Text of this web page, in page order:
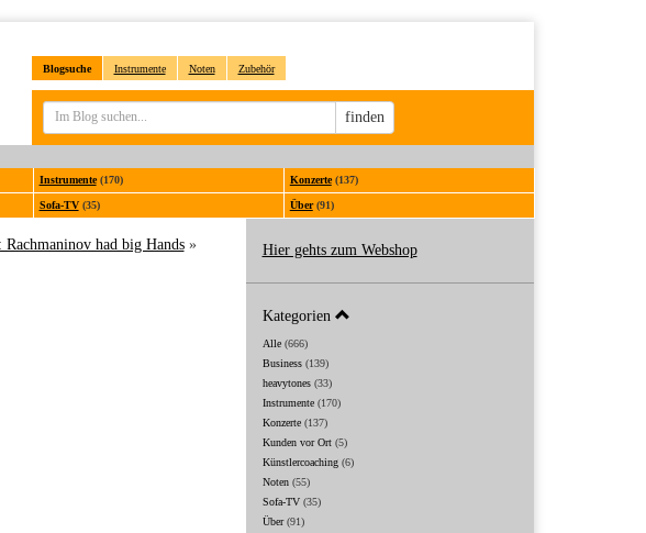
Blogsuche Instrumente Noten Zubehör
Sucheingabe
finden
Instrumente(170) Konzerte(137)
Sofa-TV(35) Über(91)
Rachmaninov had big Hands» Hier gehts zum Webshop
Kategorien
Alle(666)
Business(139)
heavytones(33)
Instrumente(170)
Konzerte(137)
Kunden vor Ort(5)
Künstlercoaching(6)
Noten(55)
Sofa-TV(35)
Über(91)